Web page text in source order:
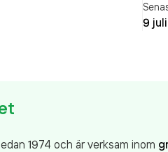
9
1974 och är verksam inom